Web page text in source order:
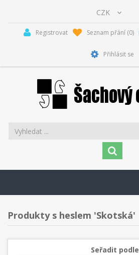
Registrovat Seznam přání (0)
Přihlásit se
Produkty s heslem 'Skotská'
Seřadit podle